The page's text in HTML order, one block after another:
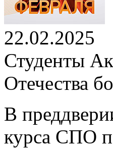
22.02.2025
Студенты
Отечества
В
курса СПО